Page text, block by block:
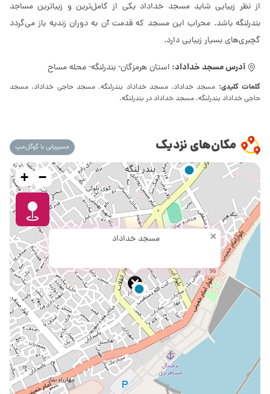
از نظر زیبایی شاید مسجد خداداد یکی از کامل‌ترین و زیباترین مساجد
بندرلنگه باشد. محراب این مسجد که قدمت آن به دوران زندیه باز می‌گردد
گچبری‌های بسیار زیبایی دارد.
آدرس مسجد خداداد: استان هرمزگان- بندرلنگه- محله مساح
کلمات کلیدی: مسجد خداداد، مسجد خداداد بندرلنگه، مسجد حاجی خداداد، مسجد
حاجی خداداد بندرلنگه، مسجد خداداد در بندرلنگه،
مکان‌های نزدیک مسیریابی با گوگل‌مپ
مسجد خداداد ×
+ −